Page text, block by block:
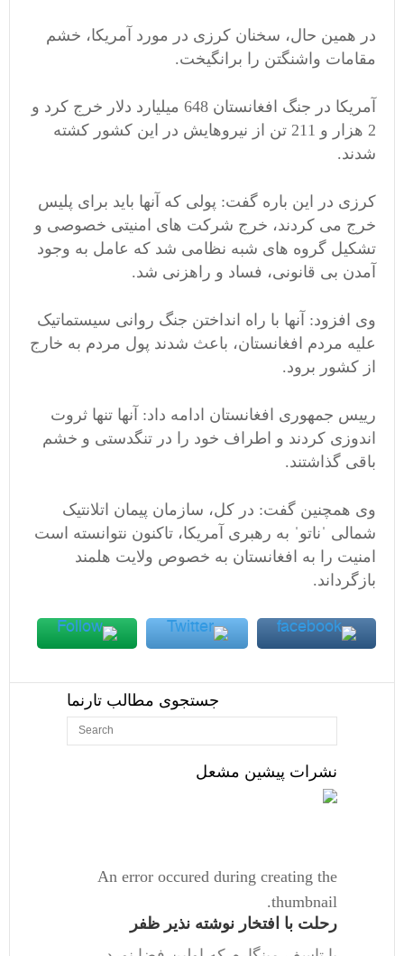
در همین حال، سخنان کرزی در مورد آمریکا، خشم
مقامات واشنگتن را برانگیخت.
آمریکا در جنگ افغانستان 648 میلیارد دلار خرج کرد و
2 هزار و 211 تن از نیروهایش در این کشور کشته
شدند.
کرزی در این باره گفت: پولی که آنها باید برای پلیس
خرج می کردند، خرج شرکت های امنیتی خصوصی و
تشکیل گروه های شبه نظامی شد که عامل به وجود
آمدن بی قانونی، فساد و راهزنی شد.
وی افزود: آنها با راه انداختن جنگ روانی سیستماتیک
علیه مردم افغانستان، باعث شدند پول مردم به خارج
از کشور برود.
رییس جمهوری افغانستان ادامه داد: آنها تنها ثروت
اندوزی کردند و اطراف خود را در تنگدستی و خشم
باقی گذاشتند.
وی همچنین گفت: در کل، سازمان پیمان اتلانتیک
شمالی ˈناتوˈ به رهبری آمریکا، تاکنون نتوانسته است
امنیت را به افغانستان به خصوص ولایت هلمند
بازگرداند.
جستجوی مطالب تارنما
نشرات پیشین مشعل
An error occured during creating the
thumbnail.
رحلت با افتخار نوشته نذیر ظفر